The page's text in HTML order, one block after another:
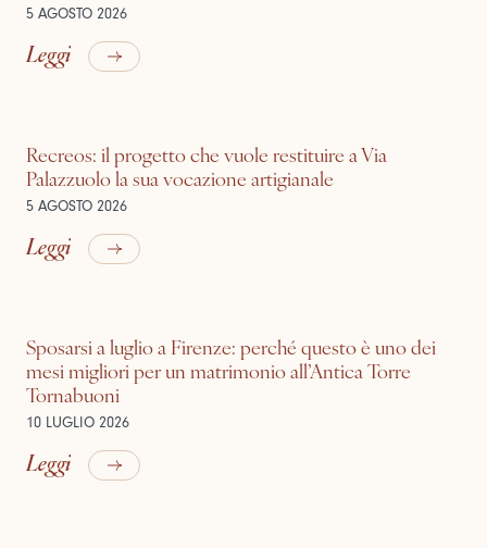
5 AGOSTO 2026
Leggi
Recreos: il progetto che vuole restituire a Via
Palazzuolo la sua vocazione artigianale
5 AGOSTO 2026
Leggi
Sposarsi a luglio a Firenze: perché questo è uno dei
mesi migliori per un matrimonio all’Antica Torre
Tornabuoni
10 LUGLIO 2026
Leggi